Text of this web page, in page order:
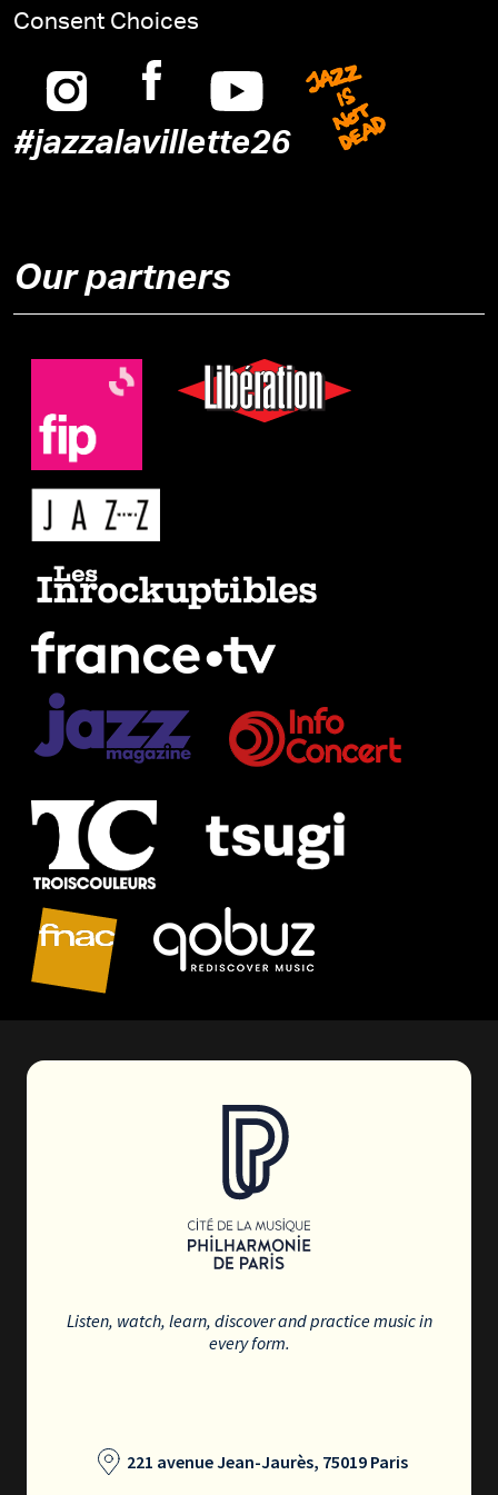
Consent Choices
Instagram
FacebookYoutube
#jazzalavillette26
Jazz is
Our partners